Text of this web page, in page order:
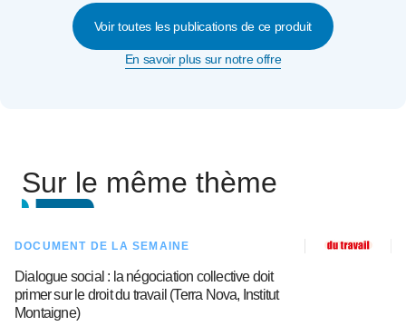
Voir toutes les publications de ce produit
En savoir plus sur notre offre
Sur le même thème
DOCUMENT DE LA SEMAINE
Dialogue social : la négociation collective doit
primer sur le droit du travail (Terra Nova, Institut
Montaigne)